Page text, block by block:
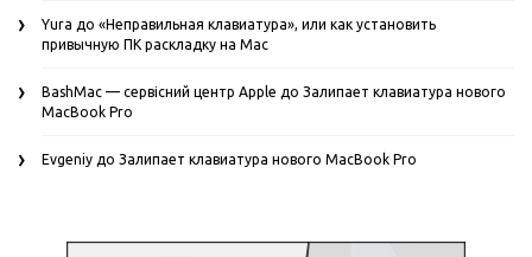
Yura до «Неправильная клавиатура», или как установить
привычную ПК раскладку на Mac
BashMac — сервісний центр Apple до Залипает клавиатура нового
MacBook Pro
Evgeniy до Залипает клавиатура нового MacBook Pro